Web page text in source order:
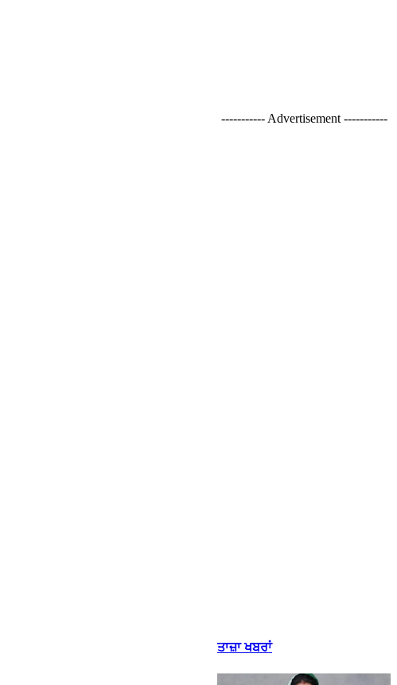
----------- Advertisement -----------
ਤਾਜ਼ਾ ਖਬਰਾਂ